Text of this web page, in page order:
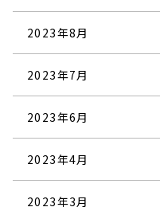
2023年8月
2023年7月
2023年6月
2023年4月
2023年3月